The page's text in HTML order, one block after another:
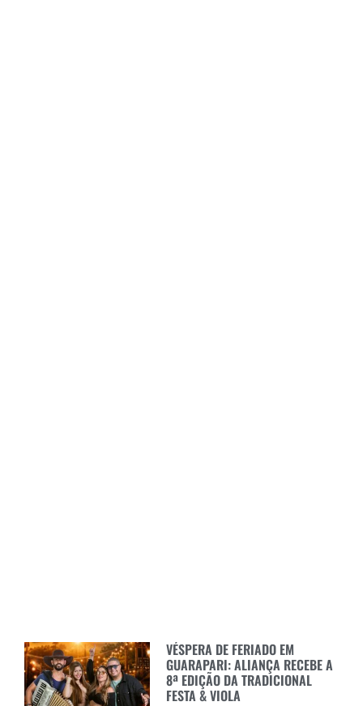
VÉSPERA DE FERIADO EM
GUARAPARI: ALIANÇA RECEBE A
8ª EDIÇÃO DA TRADICIONAL
FESTA & VIOLA